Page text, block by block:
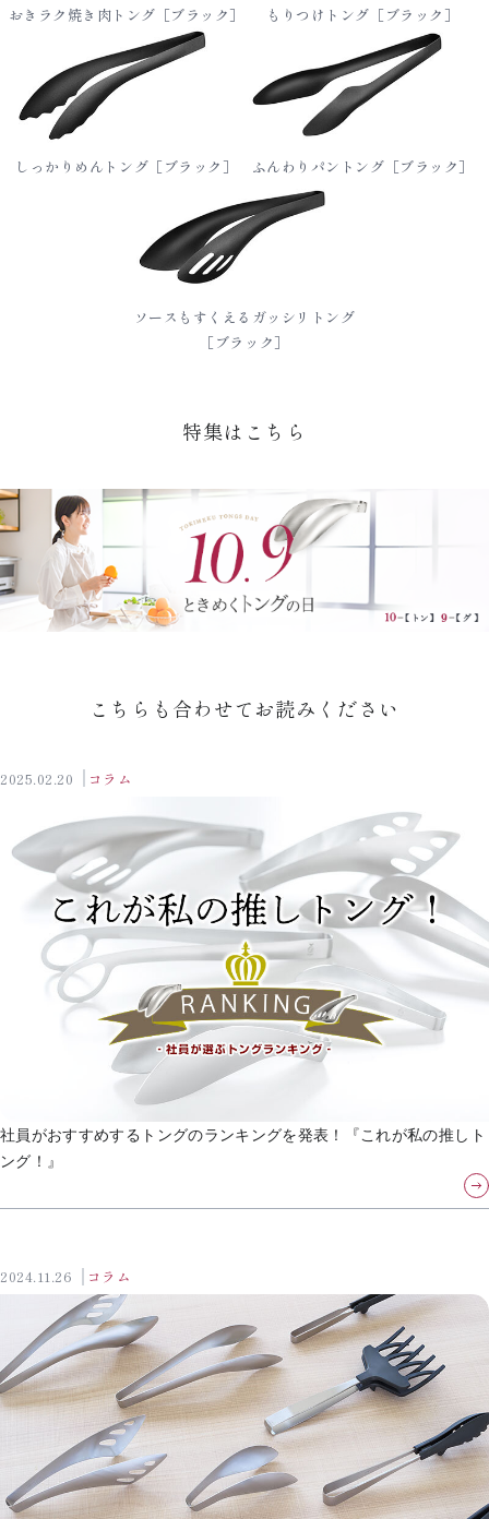
おきラク焼き肉トング［ブラック］ もりつけトング［ブラック］
しっかりめんトング［ブラック］ ふんわりパントング［ブラック］
ソースもすくえるガッシリトング
［ブラック］
特集はこちら
こちらも合わせてお読みください
2025.02.20 コラム
社員がおすすめするトングのランキングを発表！『これが私の推しト
ング！』
2024.11.26 コラム